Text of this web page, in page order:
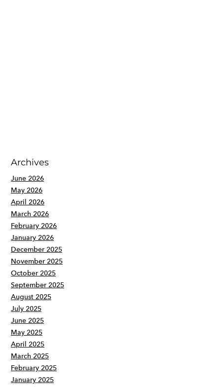
Archives
June 2026
May 2026
April 2026
March 2026
February 2026
January 2026
December 2025
November 2025
October 2025
September 2025
August 2025
July 2025
June 2025
May 2025
April 2025
March 2025
February 2025
January 2025